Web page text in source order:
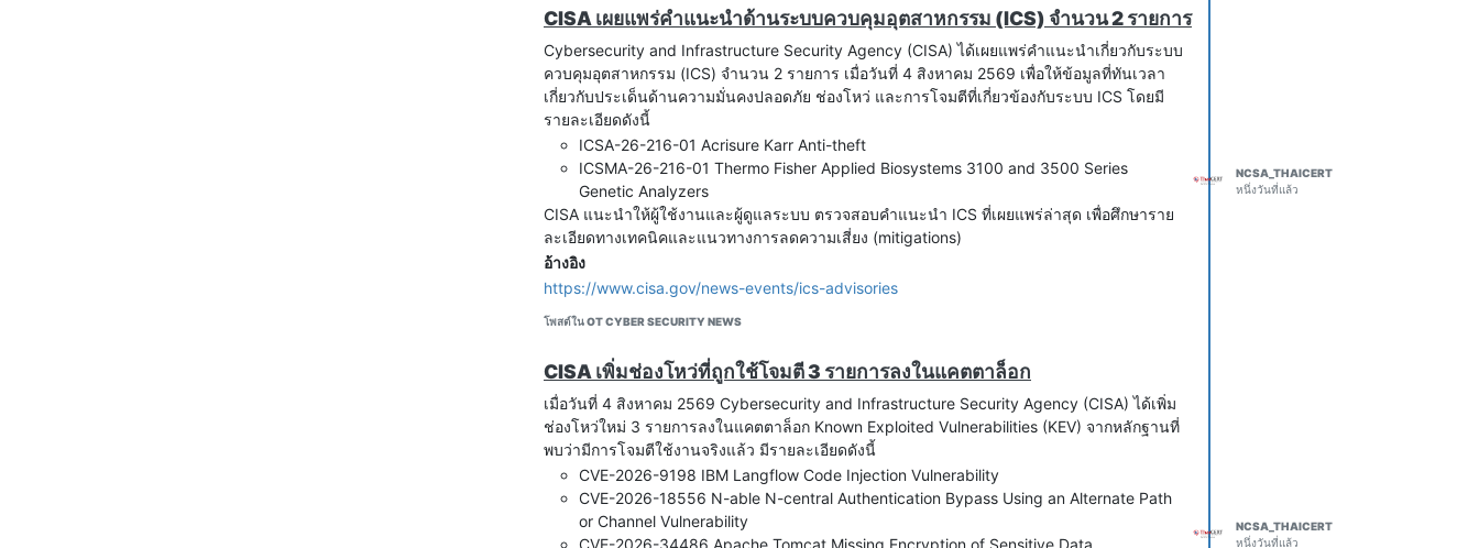
unauthenticated. From there the attacker runs code on the host. Bonita BPM
handles loan approvals, insurance claims, and employee onboarding for banks,
insurers, and government agencies, and its internal surface answers to strangers."
https://www.helpnetsecurity.com/2026/08/05/pre-auth-rce-java-bonita-ofbiz-cve-
2026-31986/
Malware
Toolkit Installation Via SQL Injection Shows The Classics Still Hit
"Huntress recently observed an incident that started with a "simple" SQL injection
bug in an organization's vulnerable public-facing web app, and ended with OS-
level remote code execution. Notably, after gaining initial access the threat actor
dropped a post-exploitation toolkit (khunt) via a Java Source within an Oracle
database, which is a novel aspect of this attack. A Java Source (a code-object
that's stored directly in Oracle's database engine) allows developers to store and
run Java code in the database as schema objects, but the threat actor abused this
https://www.huntress.com/blog/khunt-malware-sql-injection-oracle
https://www.bleepingcomputer.com/news/security/hackers-run-khunt-post-
exploitation-toolkit-from-oracle-database/
Open-Source Software’s Archenemy TeamPCP Goes Back Further Than Anyone
Thought
"TeamPCP, the threat actor behind an unrelenting flurry of attacks on open-source
software this year, has been active much longer than previously thought, according
to research Oligo Security shared exclusively with CyberScoop. The threat actor,
สามารถติดตามข่าวสารได้ที่ webboard หรือ Facebook NCSA Thailand
CISA เผยแพร่คำแนะนำด้านระบบควบคุมอุตสาหกรรม (ICS) จำนวน 2 รายการ
Cybersecurity and Infrastructure Security Agency (CISA) ได้เผยแพร่คำแนะนำเกี่ยวกับระบบ
ควบคุมอุตสาหกรรม (ICS) จำนวน 2 รายการ เมื่อวันที่ 4 สิงหาคม 2569 เพื่อให้ข้อมูลที่ทันเวลา
เกี่ยวกับประเด็นด้านความมั่นคงปลอดภัย ช่องโหว่ และการโจมตีที่เกี่ยวข้องกับระบบ ICS โดยมี
รายละเอียดดังนี้
ICSA-26-216-01 Acrisure Karr Anti-theft
ICSMA-26-216-01 Thermo Fisher Applied Biosystems 3100 and 3500 Series
Genetic Analyzers
CISA แนะนำให้ผู้ใช้งานและผู้ดูแลระบบ ตรวจสอบคำแนะนำ ICS ที่เผยแพร่ล่าสุด เพื่อศึกษาราย
ละเอียดทางเทคนิคและแนวทางการลดความเสี่ยง (mitigations)
อ้างอิง
https://www.cisa.gov/news-events/ics-advisories
สามารถติดตามข่าวสารได้ที่ webboard หรือ Facebook NCSA Thailand
โพสต์ใน OT CYBER SECURITY NEWS
NCSA_THAICERT
หนึ่งวันที่แล้ว
CISA เพิ่มช่องโหว่ที่ถูกใช้โจมตี 3 รายการลงในแคตตาล็อก
เมื่อวันที่ 4 สิงหาคม 2569 Cybersecurity and Infrastructure Security Agency (CISA) ได้เพิ่ม
ช่องโหว่ใหม่ 3 รายการลงในแคตตาล็อก Known Exploited Vulnerabilities (KEV) จากหลักฐานที่
พบว่ามีการโจมตีใช้งานจริงแล้ว มีรายละเอียดดังนี้
CVE-2026-9198 IBM Langflow Code Injection Vulnerability
CVE-2026-18556 N-able N-central Authentication Bypass Using an Alternate Path
or Channel Vulnerability
CVE-2026-34486 Apache Tomcat Missing Encryption of Sensitive Data
NCSA_THAICERT
หนึ่งวันที่แล้ว